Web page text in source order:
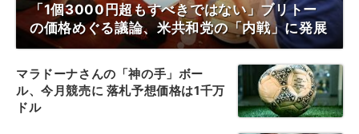
「1個3000円超もすべきではない」ブリトー
の価格めぐる議論、米共和党の「内戦」に発展
マラドーナさんの「神の手」ボー
ル、今月競売に 落札予想価格は1千万
ドル